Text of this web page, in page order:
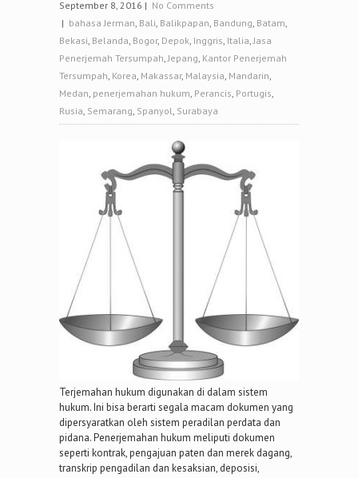
September 8, 2016 | No Comments
| bahasa Jerman, Bali, Balikpapan, Bandung, Batam,
Bekasi, Belanda, Bogor, Depok, Inggris, Italia,Jasa
Penerjemah Tersumpah,Jepang, Kantor Penerjemah
Tersumpah, Korea, Makassar, Malaysia, Mandarin,
Medan, penerjemahan hukum, Perancis, Portugis,
Rusia, Semarang, Spanyol, Surabaya
Terjemahan hukum digunakan di dalam sistem
hukum. Ini bisa berarti segala macam dokumen yang
dipersyaratkan oleh sistem peradilan perdata dan
pidana. Penerjemahan hukum meliputi dokumen
seperti kontrak, pengajuan paten dan merek dagang,
transkrip pengadilan dan kesaksian, deposisi,